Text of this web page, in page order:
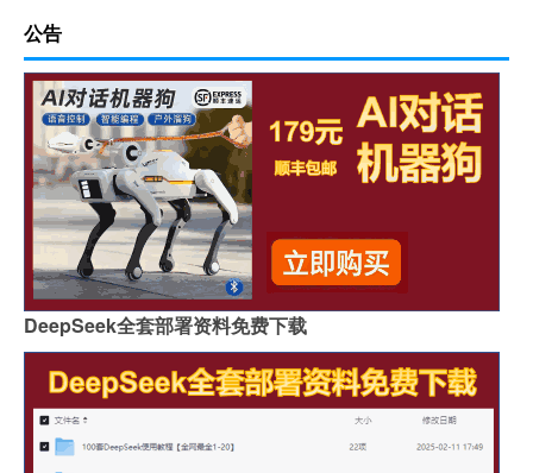
公告
DeepSeek全套部署资料免费下载